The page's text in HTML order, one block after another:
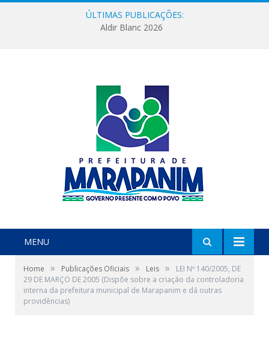
ÚLTIMAS PUBLICAÇÕES:
Aldir Blanc 2026
MENU
Home » Publicações Oficiais » Leis »
LEI Nº 140/2005, DE
29 DE MARÇO DE 2005 (Dispõe sobre a criação da controladoria
interna da prefeitura municipal de Marapanim e dá outras
providências)